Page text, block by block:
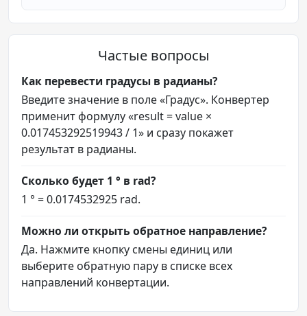
Частые вопросы
Как перевести градусы в радианы?
Введите значение в поле «Градус». Конвертер
применит формулу «result = value ×
0.017453292519943 / 1» и сразу покажет
результат в радианы.
Сколько будет 1 ° в rad?
1 ° = 0.0174532925 rad.
Можно ли открыть обратное направление?
Да. Нажмите кнопку смены единиц или
выберите обратную пару в списке всех
направлений конвертации.